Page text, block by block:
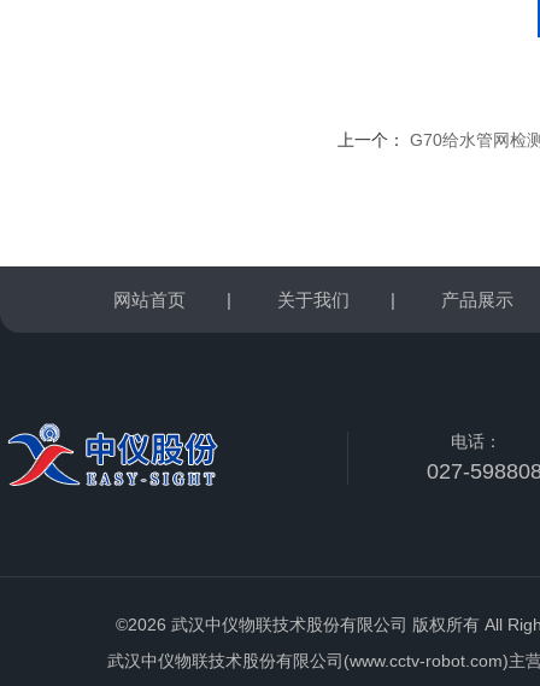
上一个： G70给水管网检
网站首页 | 关于我们 | 产品展示
电话：
027-
©2026 武汉中仪物联技术股份有限公司 版权所有 All
武汉中仪物联技术股份有限公司(www.cctv-robot.com)主